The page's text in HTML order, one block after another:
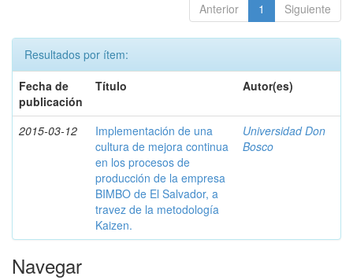
Anterior 1 Siguiente
Resultados por ítem:
Fecha de
publicación
Título Autor(es)
2015-03-12
Implementación de una
cultura de mejora continua
en los procesos de
producción de la empresa
BIMBO de El Salvador, a
travez de la metodología
Kaizen.
Universidad Don
Bosco
Navegar